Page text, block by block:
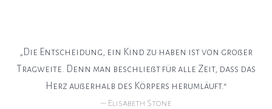
„Die Entscheidung, ein Kind zu haben ist von großer
Tragweite. Denn man beschließt für alle Zeit, dass das
Herz außerhalb des Körpers herumläuft.“
– Elisabeth Stone